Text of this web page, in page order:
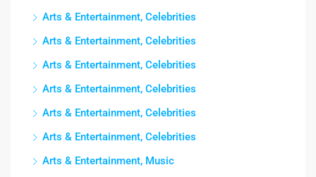
Arts & Entertainment, Celebrities
Arts & Entertainment, Celebrities
Arts & Entertainment, Celebrities
Arts & Entertainment, Celebrities
Arts & Entertainment, Celebrities
Arts & Entertainment, Celebrities
Arts & Entertainment, Music